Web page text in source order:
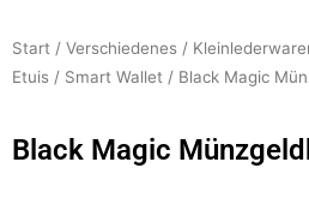
Start / Verschiedenes /
Etuis / Smart Wallet / Black Magic
Black Magic